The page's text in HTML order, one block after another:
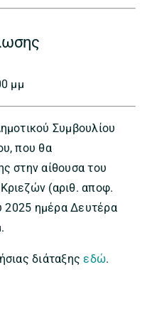
μμ
Συμβουλίου
που θα
στην αίθουσα του
(αριθ. αποφ.
2025 ημέρα Δευτέρα
διάταξηςεδώ.